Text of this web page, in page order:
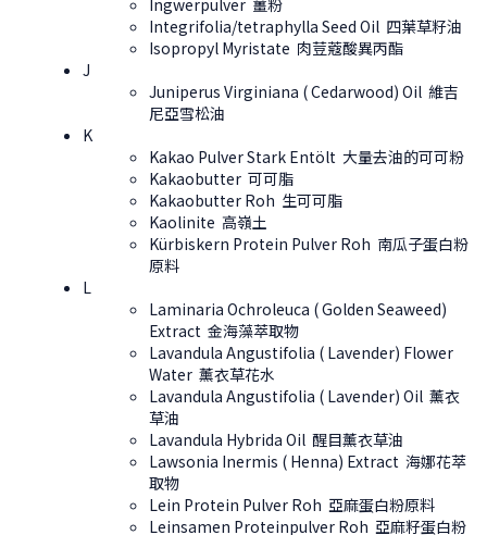
Ingwerpulver 薑粉
Integrifolia/tetraphylla Seed Oil 四葉草籽油
Isopropyl Myristate 肉荳蔻酸異丙酯
J
Juniperus Virginiana ( Cedarwood) Oil 維吉
尼亞雪松油
K
Kakao Pulver Stark Entölt 大量去油的可可粉
Kakaobutter 可可脂
Kakaobutter Roh 生可可脂
Kaolinite 高嶺土
Kürbiskern Protein Pulver Roh 南瓜子蛋白粉
原料
L
Laminaria Ochroleuca ( Golden Seaweed)
Extract 金海藻萃取物
Lavandula Angustifolia ( Lavender) Flower
Water 薰衣草花水
Lavandula Angustifolia ( Lavender) Oil 薰衣
草油
Lavandula Hybrida Oil 醒目薰衣草油
Lawsonia Inermis ( Henna) Extract 海娜花萃
取物
Lein Protein Pulver Roh 亞麻蛋白粉原料
Leinsamen Proteinpulver Roh 亞麻籽蛋白粉